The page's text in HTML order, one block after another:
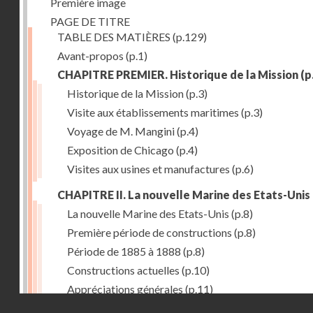
PAGE DE TITRE
TABLE DES MATIÈRES (p.129)
Avant-propos (p.1)
CHAPITRE PREMIER. Historique de la Mission
Historique de la Mission(p.3)
Visite aux établissements maritimes (p.3)
Voyage de M. Mangini(p.4)
Exposition de Chicago (p.4)
Visites aux usines et manufactures (p.6)
CHAPITRE II. La nouvelle Marine des Etats-Unis
La nouvelle Marine des Etats-Unis (p.8)
Première période de constructions (p.8)
Période de 1885 à 1888 (p.8)
Constructions actuelles (p.10)
Appréciations générales (p.11)